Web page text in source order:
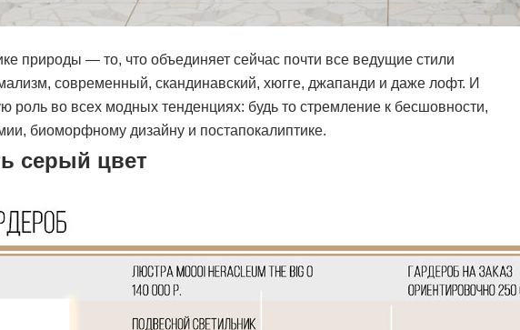
природы — то, что объединяет сейчас почти все ведущие стили
современный, скандинавский, хюгге, джапанди и даже лофт. И
роль во всех модных тенденциях: будь то стремление к бесшовности,
биоморфному дизайну и постапокалиптике.
серый цвет